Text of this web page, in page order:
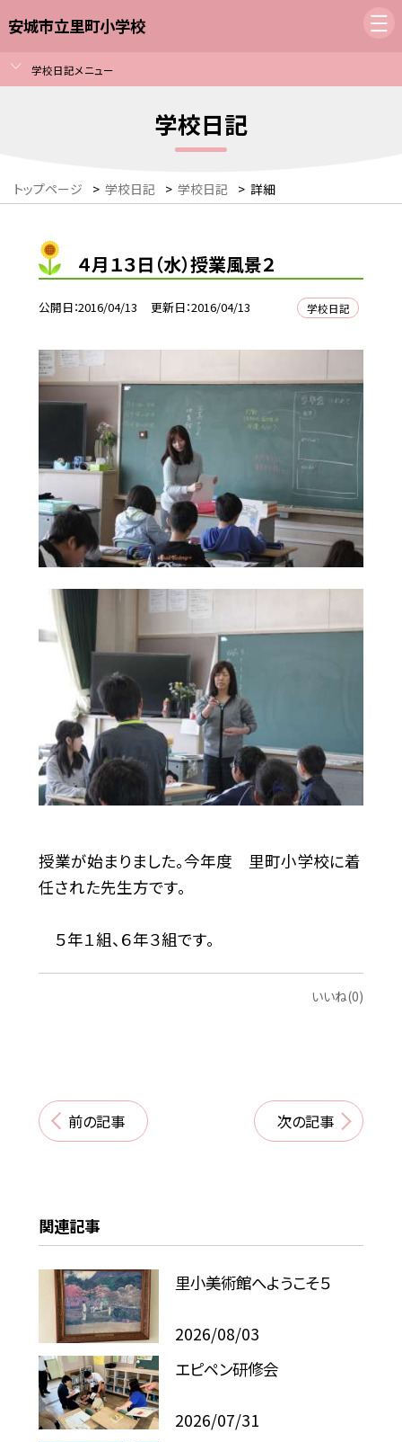
安城市立里町小学校
学校日記メニュー
学校日記
トップページ > 学校日記 > 学校日記 > 詳細
４月１３日（水）授業風景２
公開日 2016/04/13 更新日 2016/04/13 学校日記
授業が始まりました。今年度 里町小学校に着
任された先生方です。
５年１組、６年３組です。
いいね(0)
前の記事 次の記事
関連記事
里小美術館へようこそ５
2026/08/03
エピペン研修会
2026/07/31